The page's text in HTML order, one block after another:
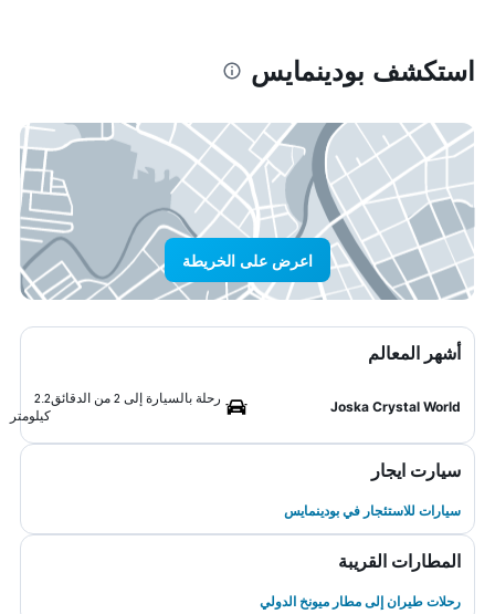
استكشف بودينمايس
اعرض على الخريطة
أشهر المعالم
Joska Crystal World
رحلة بالسيارة إلى 2 من الدقائق
2.2
كيلومتر
سيارت ايجار
سيارات للاستئجار في بودينمايس
المطارات القريبة
رحلات طيران إلى مطار ميونخ الدولي